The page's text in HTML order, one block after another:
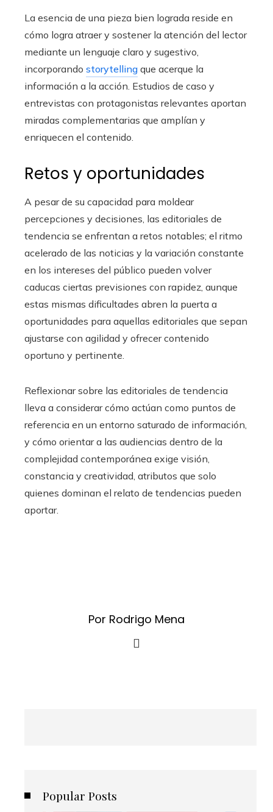
La esencia de una pieza bien lograda reside en
cómo logra atraer y sostener la atención del lector
mediante un lenguaje claro y sugestivo,
incorporando storytelling que acerque la
información a la acción. Estudios de caso y
entrevistas con protagonistas relevantes aportan
miradas complementarias que amplían y
enriquecen el contenido.
Retos y oportunidades
A pesar de su capacidad para moldear
percepciones y decisiones, las editoriales de
tendencia se enfrentan a retos notables; el ritmo
acelerado de las noticias y la variación constante
en los intereses del público pueden volver
caducas ciertas previsiones con rapidez, aunque
estas mismas dificultades abren la puerta a
oportunidades para aquellas editoriales que sepan
ajustarse con agilidad y ofrecer contenido
oportuno y pertinente.
Reflexionar sobre las editoriales de tendencia
lleva a considerar cómo actúan como puntos de
referencia en un entorno saturado de información,
y cómo orientar a las audiencias dentro de la
complejidad contemporánea exige visión,
constancia y creatividad, atributos que solo
quienes dominan el relato de tendencias pueden
aportar.
Por Rodrigo Mena
Popular Posts